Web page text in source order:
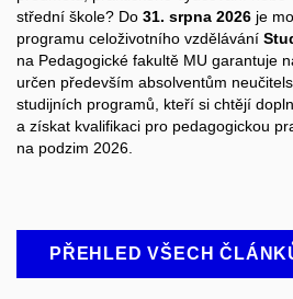
střední škole? Do 31. srpna 2026 je
programu celoživotního vzdělávání
na Pedagogické fakultě MU garantuje
určen především absolventům
studijních programů, kteří si chtějí
a získat kvalifikaci pro pedagogickou
na podzim 2026.
PŘEHLED VŠECH